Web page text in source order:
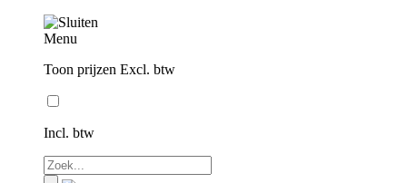
Menu
Toon prijzen Excl. btw
Incl. btw